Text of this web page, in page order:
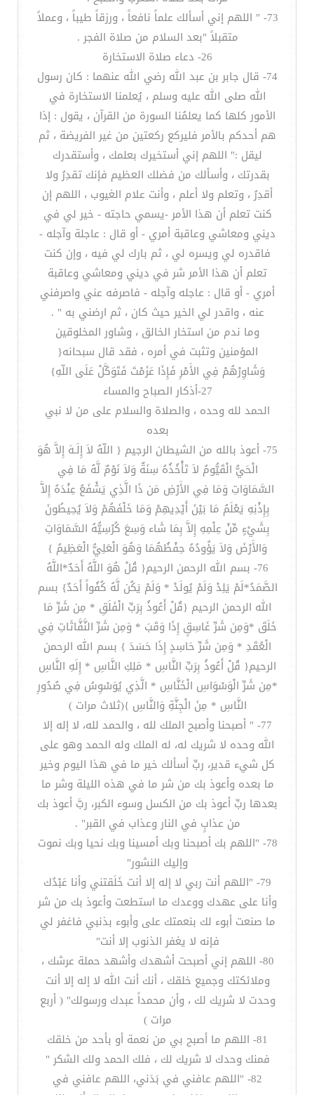
73- " اللهم إني أسألك علماً نافعاً ، ورزقاً طيباً ، وعملاً
متقبلاً "بعد السلام من صلاة الفجر .
26- دعاء صلاة الاستخارة
74- قال جابر بن عبد الله رضي الله عنهما : كان رسول
الله صلى الله عليه وسلم ، يُعلمنا الاستخارة في
الأمور كلها كما يعلمُنا السورة من القرآن ، يقول : إذا
هم أحدكم بالأمر فليركع ركعتين من غير الفريضة ، ثم
ليقل :" اللهم إني أستخيرك بعلمك ، وأستقدرك
بقدرتك ، وأسألك من فضلك العظيم فإنك تقدِرُ ولا
أقدِرُ ، وتعلم ولا أعلم ، وأنت علام الغيوب ، اللهم إن
كنت تعلم أن هذا الأمر -يسمي حاجته - خير لي في
ديني ومعاشي وعاقبة أمري - أو قال : عاجلة وآجله -
فاقدره لي ويسره لي ، ثم بارك لي فيه ، وإن كنت
تعلم أن هذا الأمر شر في ديني ومعاشي وعاقبة
أمري - أو قال : عاجله وآجله - فاصرفه عني واصرفني
عنه ، واقدر لي الخير حيث كان ، ثم ارضني به " .
وما ندم من استخار الخالق ، وشاور المخلوقين
المؤمنين وتثبت في أمره ، فقد قال سبحانه{
وَشَاوِرْهُمْ فِي الأَمْرِ فَإِذَا عَزَمْتَ فَتَوَكَّلْ عَلَى اللّهِ}
27-أذكار الصباح والمساء
الحمد لله وحده ، والصلاة والسلام على من لا نبي
بعده
75- أعوذ بالله من الشيطان الرجيم { اللّهُ لاَ إِلَـهَ إِلاَّ هُوَ
الْحَيُّ الْقَيُّومُ لاَ تَأْخُذُهُ سِنَةٌ وَلاَ نَوْمٌ لَّهُ مَا فِي
السَّمَاوَاتِ وَمَا فِي الأَرْضِ مَن ذَا الَّذِي يَشْفَعُ عِنْدَهُ إِلاَّ
بِإِذْنِهِ يَعْلَمُ مَا بَيْنَ أَيْدِيهِمْ وَمَا خَلْفَهُمْ وَلاَ يُحِيطُونَ
بِشَيْءٍ مِّنْ عِلْمِهِ إِلاَّ بِمَا شَاء وَسِعَ كُرْسِيُّهُ السَّمَاوَاتِ
وَالأَرْضَ وَلاَ يَؤُودُهُ حِفْظُهُمَا وَهُوَ الْعَلِيُّ الْعَظِيمُ }
76- بسم الله الرحمن الرحيم{ قُلْ هُوَ اللَّهُ أَحَدٌ*اللَّهُ
الصَّمَدُ*لَمْ يَلِدْ وَلَمْ يُولَدْ * وَلَمْ يَكُن لَّهُ كُفُواً أَحَدٌ} بسم
الله الرحمن الرحيم {قُلْ أَعُوذُ بِرَبِّ الْفَلَقِ * مِن شَرِّ مَا
خَلَقَ *وَمِن شَرِّ غَاسِقٍ إِذَا وَقَبَ * وَمِن شَرِّ النَّفَّاثَاتِ فِي
الْعُقَدِ * وَمِن شَرِّ حَاسِدٍ إِذَا حَسَدَ } بسم الله الرحمن
الرحيم{ قُلْ أَعُوذُ بِرَبِّ النَّاسِ * مَلِكِ النَّاسِ * إِلَهِ النَّاسِ
*مِن شَرِّ الْوَسْوَاسِ الْخَنَّاسِ * الَّذِي يُوَسْوِسُ فِي صُدُورِ
النَّاسِ * مِنَ الْجِنَّةِ وَالنَّاسِ }(ثلاث مرات )
77- " أصبحنا وأصبح الملك لله ، والحمد لله، لا إله إلا
الله وحده لا شريك له، له الملك وله الحمد وهو على
كل شيء قدير، ربِّ أسألك خير ما في هذا اليوم وخير
ما بعده وأعوذ بك من شر ما في هذه الليلة وشر ما
بعدها ربِّ أعوذ بك من الكسل وسوء الكبر، ربَّ أعوذ بك
من عذابٍ في النار وعذاب في القبر" .
78- "اللهم بك أصبحنا وبك أمسينا وبك نحيا وبك نموت
وإليك النشور"
79- "اللهم أنت ربي لا إله إلا أنت خَلَقتني وأنا عَبْدُك
وأنا على عهدك ووعدك ما استطعت وأعوذ بك من شر
ما صنعت أبوء لك بنعمتك على وأبوء بذنبي فاغفر لي
فإنه لا يغفر الذنوب إلا أنت"
80- اللهم إني أصبحت أشهدك وأشهد حملة عرشك ،
وملائكتك وجميع خلقك ، أنك أنت الله لا إله إلا أنت
وحدت لا شريك لك ، وأن محمداً عبدك ورسولك" ( أربع
مرات )
81- اللهم ما أصبح بي من نعمة أو بأحد من خلقك
فمنك وحدك لا شريك لك ، فلك الحمد ولك الشكر "
82- "اللهم عافني في بَدَني، اللهم عافني في